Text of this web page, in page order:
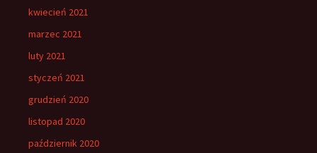
kwiecień 2021
marzec 2021
luty 2021
styczeń 2021
grudzień 2020
listopad 2020
październik 2020